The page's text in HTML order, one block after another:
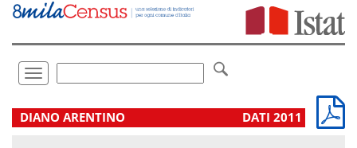
Vai
direttamente
Toggle
navigation
.
DIANO ARENTINO DATI 2011